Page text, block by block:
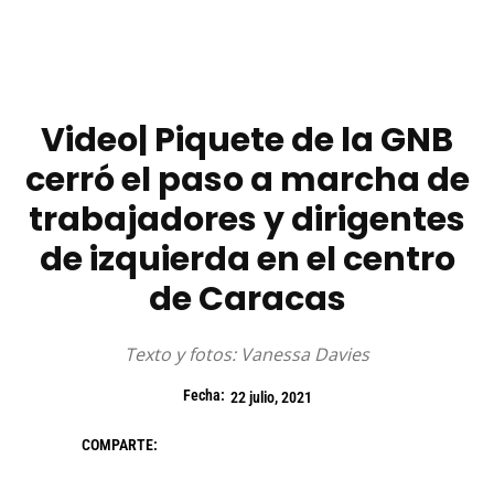
Video| Piquete de la GNB
cerró el paso a marcha de
trabajadores y dirigentes
de izquierda en el centro
de Caracas
Texto y fotos: Vanessa Davies
Fecha: 22 julio, 2021
COMPARTE: